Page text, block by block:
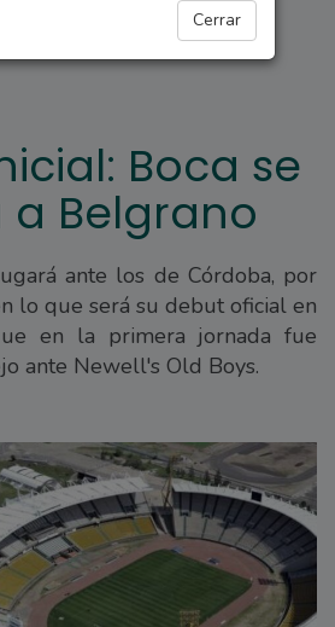
Cerrar
Boca se
Belgrano
ante los de Córdoba, por
lo que será su debut oficial en
en la primera jornada fue
ante Newell's Old Boys.